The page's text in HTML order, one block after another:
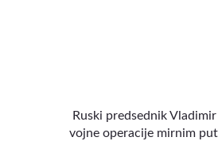
Ruski predsednik
vojne operacije mirnim